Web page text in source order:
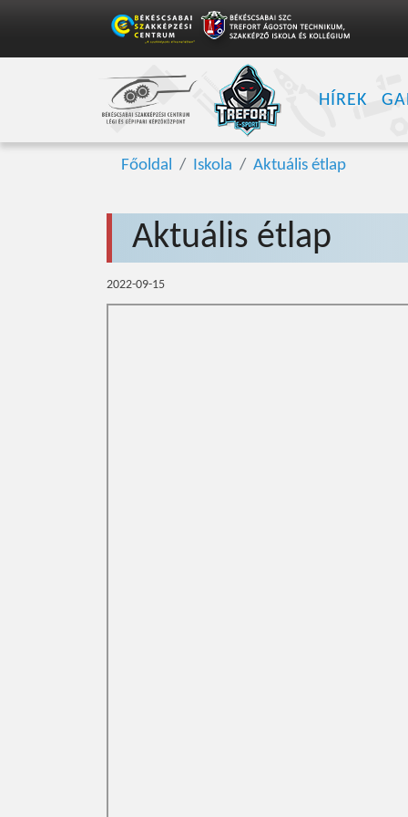
HÍREK
Főoldal Iskola Aktuális étlap
Aktuális étlap
2022-09-15